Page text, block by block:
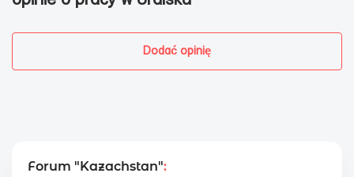
Dodać opinię
Forum "Kazachstan":